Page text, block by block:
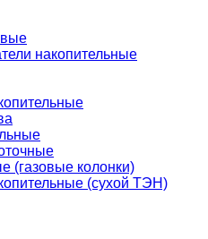
накопительные
(газовые колонки)
(сухой ТЭН)